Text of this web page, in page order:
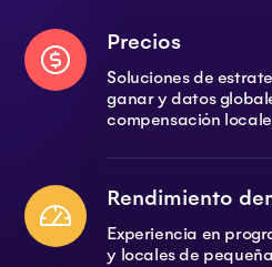
Precios
Soluciones de
ganar y datos
compensación
Rendimiento
Experiencia en
y locales de